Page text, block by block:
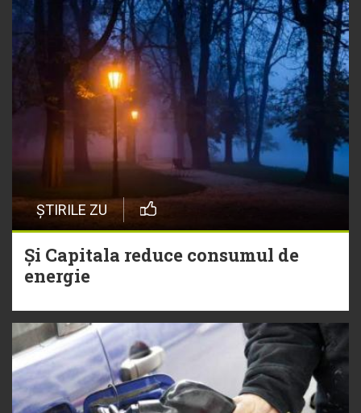
ȘTIRILE ZU
Și Capitala reduce consumul de
energie